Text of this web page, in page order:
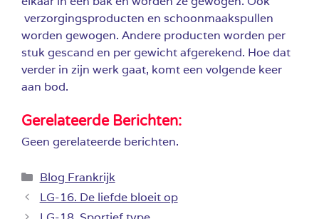
verzorgingsproducten en schoonmaakspullen
worden gewogen. Andere producten worden per
stuk gescand en per gewicht afgerekend. Hoe dat
verder in zijn werk gaat, komt een volgende keer
aan bod.
Gerelateerde Berichten:
Geen gerelateerde berichten.
Categorieën
Blog Frankrijk
LG-16. De liefde bloeit op